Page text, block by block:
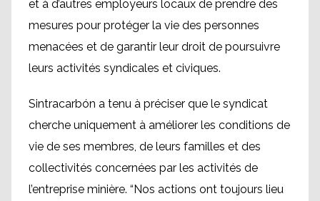
et à d’autres employeurs locaux de prendre des
mesures pour protéger la vie des personnes
menacées et de garantir leur droit de poursuivre
leurs activités syndicales et civiques.
Sintracarbón a tenu à préciser que le syndicat
cherche uniquement à améliorer les conditions de
vie de ses membres, de leurs familles et des
collectivités concernées par les activités de
l’entreprise minière. “Nos actions ont toujours lieu